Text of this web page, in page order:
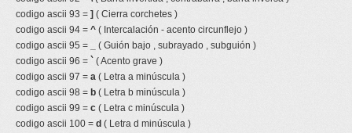
codigo ascii 93 = ] ( Cierra corchetes )
codigo ascii 94 = ^ ( Intercalación - acento circunflejo )
codigo ascii 95 =
( Guión bajo , subrayado , subguión )
codigo ascii 96 = ` ( Acento grave )
codigo ascii 97 = a ( Letra a minúscula )
codigo ascii 98 = b ( Letra b minúscula )
codigo ascii 99 = c ( Letra c minúscula )
codigo ascii 100 = d ( Letra d minúscula )